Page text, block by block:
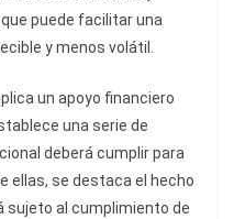
puede facilitar una
y menos volátil.
un apoyo financiero
una serie de
deberá cumplir para
ellas, se destaca el hecho
sujeto al cumplimiento de